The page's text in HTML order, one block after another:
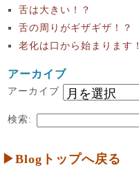
舌は大きい！？
舌の周りがギザギザ！？
老化は口から始まります！
アーカイブ
アーカイブ
検索:
▶Blogトップへ戻る